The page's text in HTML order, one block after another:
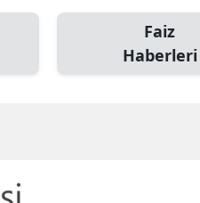
Faiz
Haberleri